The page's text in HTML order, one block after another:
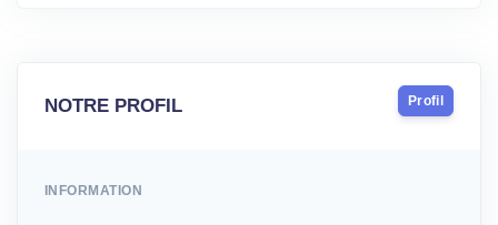
NOTRE PROFIL Profil
INFORMATION